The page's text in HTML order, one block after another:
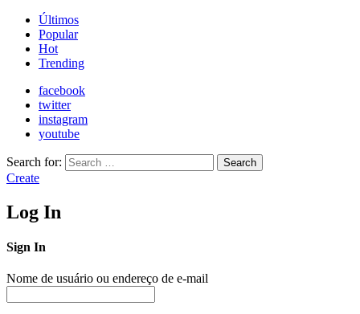
Últimos
Popular
Hot
Trending
facebook
twitter
instagram
youtube
Search for: Search
Create
Log In
Sign In
Nome de usuário ou endereço de e-mail